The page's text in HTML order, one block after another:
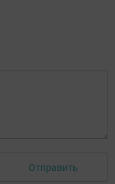
Отправить